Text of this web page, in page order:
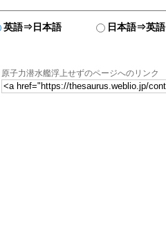
英語⇒日本語 日本語⇒英語
原子力潜水艦浮上せずのページへのリンク